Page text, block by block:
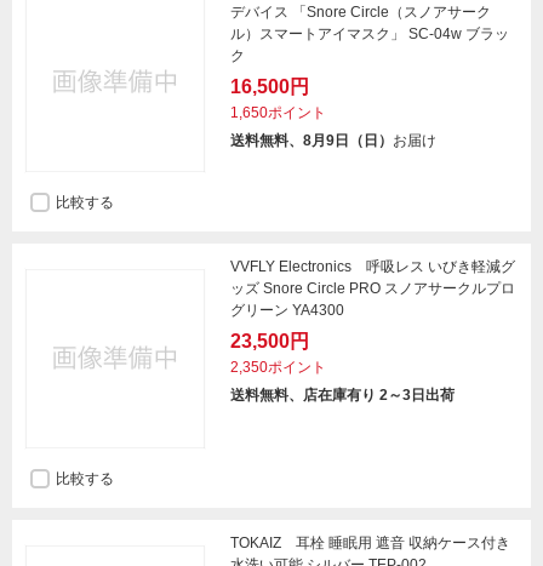
デバイス 「Snore Circle（スノアサーク
ル）スマートアイマスク」 SC-04w ブラッ
ク
16,500円
1,650ポイント
送料無料、8月9日（日） お届け
比較する
VVFLY Electronics 呼吸レス いびき軽減グ
ッズ Snore Circle PRO スノアサークルプロ
グリーン YA4300
23,500円
2,350ポイント
送料無料、店在庫有り 2～3日出荷
比較する
TOKAIZ 耳栓 睡眠用 遮音 収納ケース付き